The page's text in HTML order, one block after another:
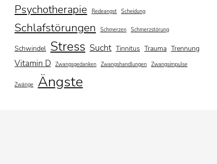
Psychotherapie Redeangst Scheidung
Schlafstörungen Schmerzen Schmerzstörung
Schwindel Stress Sucht Tinnitus Trauma Trennung
Vitamin D Zwangsgedanken Zwangshandlungen Zwangsimpulse
Zwänge Ängste